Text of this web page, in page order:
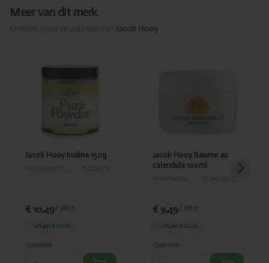
Meer van dit merk
Ontdek meer producten van Jacob Hooy
Ajouté
Inuline
Jacob Hooy Inuline 150g
€ 10,49/ pièce
-10%per 6 stuks
Quantité
Jacob Hooy Baume au
calendula 100ml
€ 9,49/ pièce
-10%per 6 stuks
Quantité